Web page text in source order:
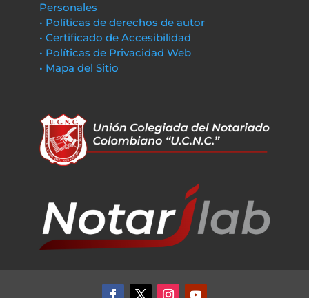
Personales
• Políticas de derechos de autor
• Certificado de Accesibilidad
• Políticas de Privacidad Web
• Mapa del Sitio